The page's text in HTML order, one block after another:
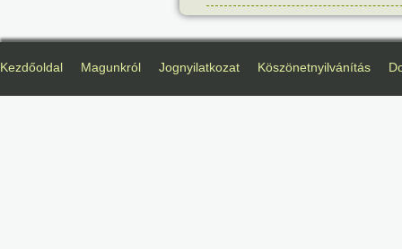
Kezdőoldal Magunkról Jognyilatkozat Köszönetnyilvánítás